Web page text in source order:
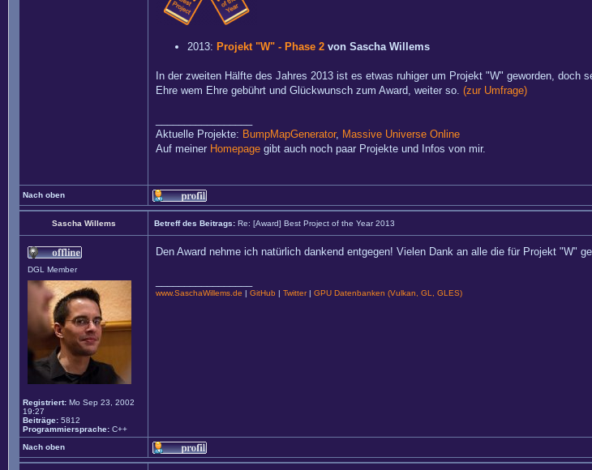
2013: Projekt "W" - Phase 2 von Sascha Willems
In der zweiten Hälfte des Jahres 2013 ist es etwas ruhiger um Projekt "W" geworden,
Ehre wem Ehre gebührt und Glückwunsch zum Award, weiter so. (zur Umfrage)
Aktuelle Projekte: BumpMapGenerator, Massive Universe Online
Auf meiner Homepage gibt auch noch paar Projekte und Infos von mir.
Nach oben
Sascha Willems Betreff des Beitrags: Re: [Award] Best Project of the Year 2013
DGL Member
Registriert: Mo Sep 23, 2002
19:27
Beiträge: 5812
Programmiersprache: C++
Den Award nehme ich natürlich dankend entgegen! Vielen Dank an alle die für Projekt "W"
www.SaschaWillems.de | GitHub | Twitter| GPU Datenbanken (Vulkan, GL, GLES)
Nach oben